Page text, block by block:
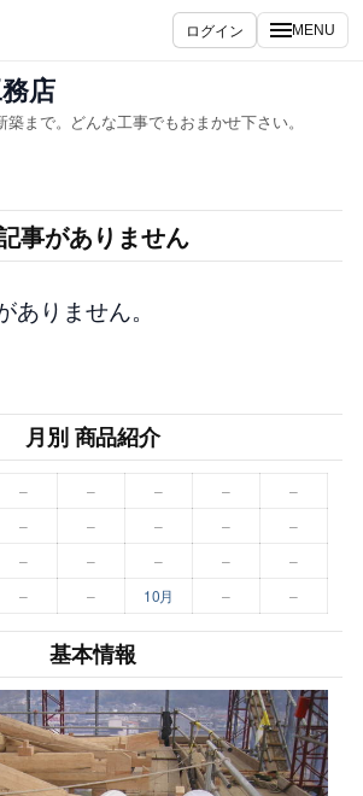
ログイン MENU
店
まで。どんな工事でもおまかせ下さい。
事がありません
ありません。
月別 商品紹介
– – – –
–
– – – – –
– – – –
–
– – 10月 – –
基本情報